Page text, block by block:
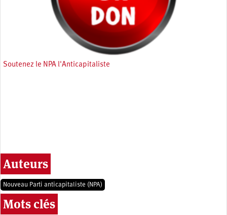
Soutenez le NPA l'Anticapitaliste
Auteurs
Nouveau Parti anticapitaliste (NPA)
Mots clés